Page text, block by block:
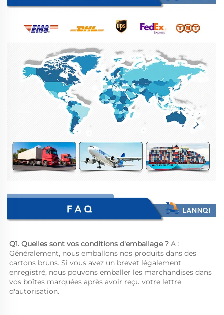
Q1. Quelles sont vos conditions d'emballage ? A :
Généralement, nous emballons nos produits dans des
cartons bruns. Si vous avez un brevet légalement
enregistré, nous pouvons emballer les marchandises dans
vos boîtes marquées après avoir reçu votre lettre
d'autorisation.